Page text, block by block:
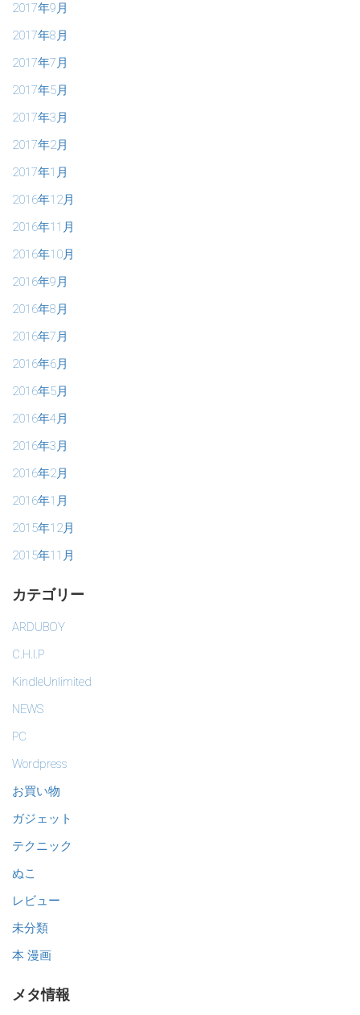
2017年9月
2017年8月
2017年7月
2017年5月
2017年3月
2017年2月
2017年1月
2016年12月
2016年11月
2016年10月
2016年9月
2016年8月
2016年7月
2016年6月
2016年5月
2016年4月
2016年3月
2016年2月
2016年1月
2015年12月
2015年11月
カテゴリー
ARDUBOY
C.H.I.P
KindleUnlimited
NEWS
PC
Wordpress
お買い物
ガジェット
テクニック
ぬこ
レビュー
未分類
本 漫画
メタ情報